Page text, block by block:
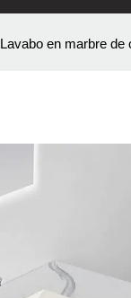
Lavabo en marbre de